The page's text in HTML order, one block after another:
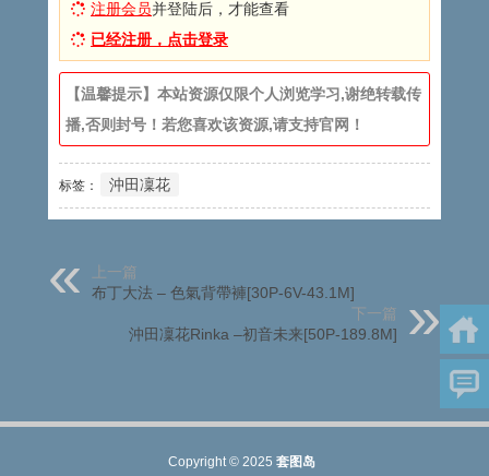
注册会员并登陆后，才能查看
已经注册，点击登录
【温馨提示】本站资源仅限个人浏览学习,谢绝转载传
播,否则封号！若您喜欢该资源,请支持官网！
标签： 沖田凜花
上一篇
布丁大法 – 色氣背帶褲[30P-6V-43.1M]
下一篇
沖田凜花Rinka –初音未来[50P-189.8M]
Copyright © 2025 套图岛